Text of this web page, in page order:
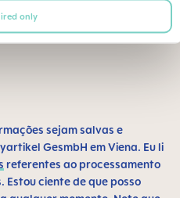
only
02.729.687/0001-26
1009
sejam salvas e
GesmbH em Viena. Eu li
referentes ao processamento
Estou ciente de que posso